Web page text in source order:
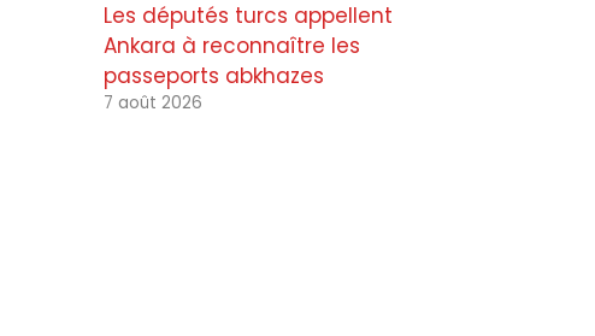
Les députés turcs appellent
Ankara à reconnaître les
passeports abkhazes
7 août 2026